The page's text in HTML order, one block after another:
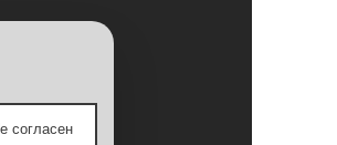
офертой,
согласен